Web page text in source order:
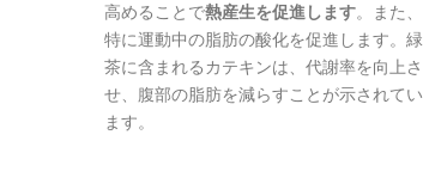
高めることで熱産生を促進します。また、
特に運動中の脂肪の酸化を促進します。緑
茶に含まれるカテキンは、代謝率を向上さ
せ、腹部の脂肪を減らすことが示されてい
ます。